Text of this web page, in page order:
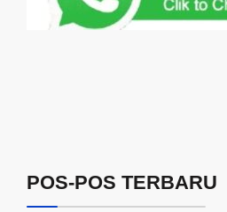
POS-POS TERBARU